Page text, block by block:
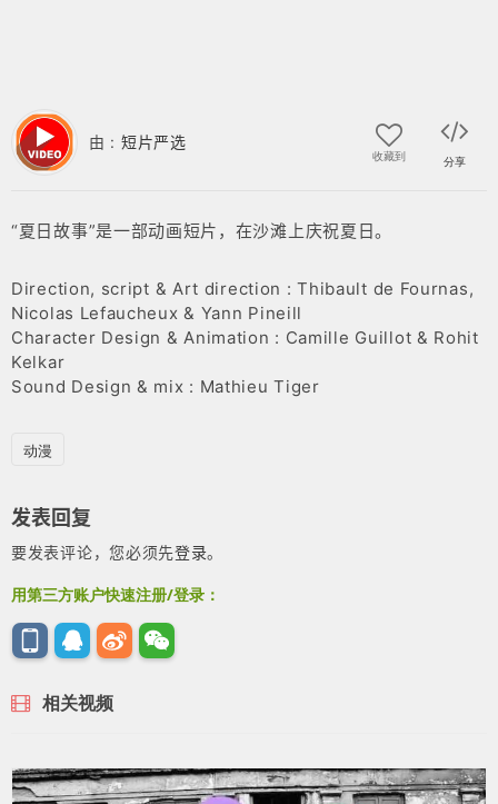
收藏到 分享
由 : 短片严选
“夏日故事”是一部动画短片，在沙滩上庆祝夏日。
Direction, script & Art direction : Thibault de Fournas,
Nicolas Lefaucheux & Yann Pineill
Character Design & Animation : Camille Guillot & Rohit
Kelkar
Sound Design & mix : Mathieu Tiger
动漫
发表回复
要发表评论，您必须先登录。
用第三方账户快速注册/登录：
相关视频